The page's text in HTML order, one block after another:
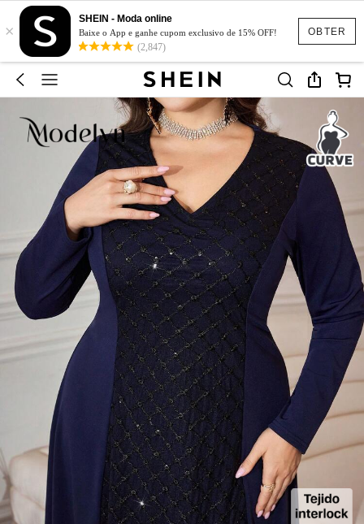
OBTER
×
SHEIN - Moda online
Baixe o App e ganhe cupom exclusivo de 15% OFF!
(2,847)